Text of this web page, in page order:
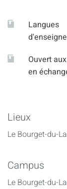
Langues
Ouvert
en
Lieux
Le Bourget-du-
Campus
Le Bourget-du-